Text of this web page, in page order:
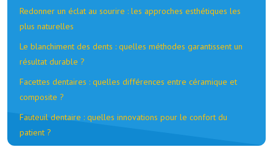
Redonner un éclat au sourire : les approches esthétiques les
plus naturelles
Le blanchiment des dents : quelles méthodes garantissent un
résultat durable ?
Facettes dentaires : quelles différences entre céramique et
composite ?
Fauteuil dentaire : quelles innovations pour le confort du
patient ?